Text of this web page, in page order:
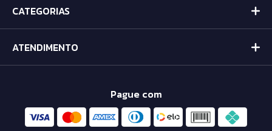
CATEGORIAS
ATENDIMENTO
Pague com